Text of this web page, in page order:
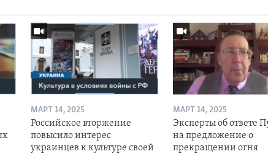
МАРТ 14, 2025
Российское вторжение
повысило интерес
украинцев к культуре своей
МАРТ 14, 2025
Эксперты об ответе
на предложение о
прекращении огня